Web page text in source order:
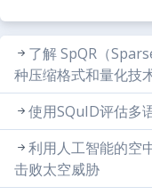
了解 SpQR（
种压缩格式和量化技
使用SQuID评估多
利用人工智能的空
击败太空威胁